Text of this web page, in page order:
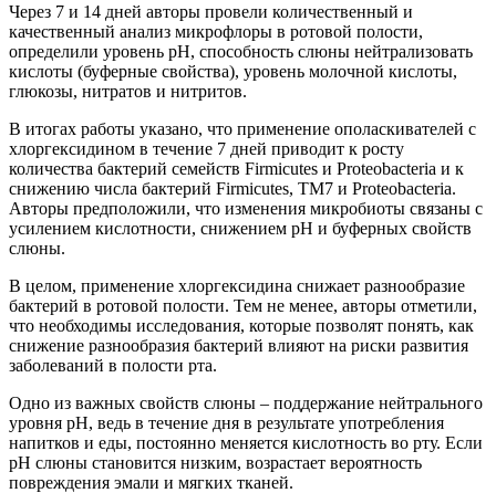
Через 7 и 14 дней авторы провели количественный и
качественный анализ микрофлоры в ротовой полости,
определили уровень pH, способность слюны нейтрализовать
кислоты (буферные свойства), уровень молочной кислоты,
глюкозы, нитратов и нитритов.
В итогах работы указано, что применение ополаскивателей с
хлоргексидином в течение 7 дней приводит к росту
количества бактерий семейств Firmicutes и Proteobacteria и к
снижению числа бактерий Firmicutes, TM7 и Proteobacteria.
Авторы предположили, что изменения микробиоты связаны с
усилением кислотности, снижением pH и буферных свойств
слюны.
В целом, применение хлоргексидина снижает разнообразие
бактерий в ротовой полости. Тем не менее, авторы отметили,
что необходимы исследования, которые позволят понять, как
снижение разнообразия бактерий влияют на риски развития
заболеваний в полости рта.
Одно из важных свойств слюны – поддержание нейтрального
уровня pH, ведь в течение дня в результате употребления
напитков и еды, постоянно меняется кислотность во рту. Если
pH слюны становится низким, возрастает вероятность
повреждения эмали и мягких тканей.